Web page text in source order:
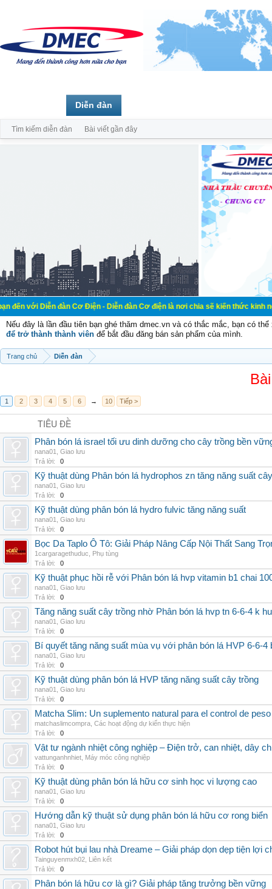
đàn Cơ Điện - Diễn đàn Cơ điện là nơi chia sẽ kiến thức kinh nghiệm
Nếu đây là lần đầu tiên bạn ghé thăm dmec.vn và có thắc mắc, bạn có
để trở thành thành viên để bắt đầu đăng bán sản phẩm của mình.
Trang chủ Diễn đàn
1 2 3 4 5 6 → 10 Tiếp >
TIÊU ĐỀ
Phân bón lá israel tối ưu dinh dưỡng cho cây trồng bền
nana01
Giao lưu
Trả lời:
0
Kỹ thuật dùng Phân bón lá hydrophos zn tăng năng suất cây
nana01
Giao lưu
Trả lời:
0
Kỹ thuật dùng phân bón lá hydro fulvic tăng năng suất
nana01
Giao lưu
Trả lời:
0
Bọc Da Taplo Ô Tô: Giải Pháp Nâng Cấp Nội Thất Sang
1cargaragethuduc
Phụ tùng
Trả lời:
0
Kỹ thuật phục hồi rễ với Phân bón lá hvp vitamin b1 chai
nana01
Giao lưu
Trả lời:
0
Tăng năng suất cây trồng nhờ Phân bón lá hvp tn 6-6-4 k
nana01
Giao lưu
Trả lời:
0
Bí quyết tăng năng suất mùa vụ với phân bón lá HVP 6-6-4
nana01
Giao lưu
Trả lời:
0
Kỹ thuật dùng phân bón lá HVP tăng năng suất cây trồng
nana01
Giao lưu
Trả lời:
0
Matcha Slim: Un suplemento natural para el control de peso
matchaslimcompra Các hoạt động dự kiến thực hiện
Trả lời:
0
Vật tư ngành nhiệt công nghiệp – Điện trở, can nhiệt, dây
vattunganhnhiet Máy móc công nghiệp
Trả lời:
0
Kỹ thuật dùng phân bón lá hữu cơ sinh học vi lượng cao
nana01
Giao lưu
Trả lời:
0
Hướng dẫn kỹ thuật sử dụng phân bón lá hữu cơ rong biển
nana01
Giao lưu
Trả lời:
0
Robot hút bụi lau nhà Dreame – Giải pháp dọn dẹp tiện lợi
Tainguyenmxh02 Liên kết
Trả lời:
0
Phân bón lá hữu cơ là gì? Giải pháp tăng trưởng bền vững
Diễn đàn
Tìm kiếm diễn đàn Bài viết gần đây